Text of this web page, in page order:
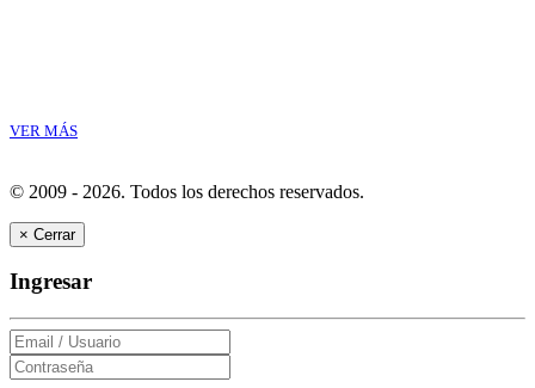
VER MÁS
© 2009 - 2026. Todos los derechos reservados.
× Cerrar
Ingresar